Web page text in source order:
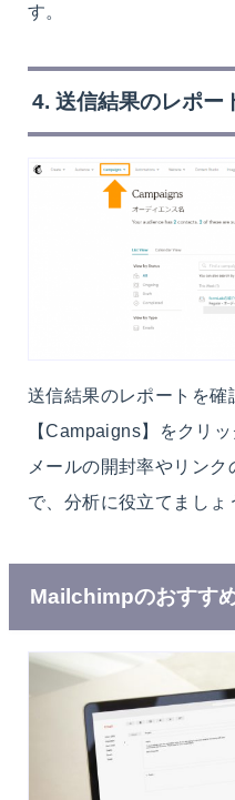
す。
4. 送信結果のレポー
送信結果のレポートを
【Campaigns】をクリッ
メールの開封率やリン
で、分析に役立てましょ
Mailchimpのおすす